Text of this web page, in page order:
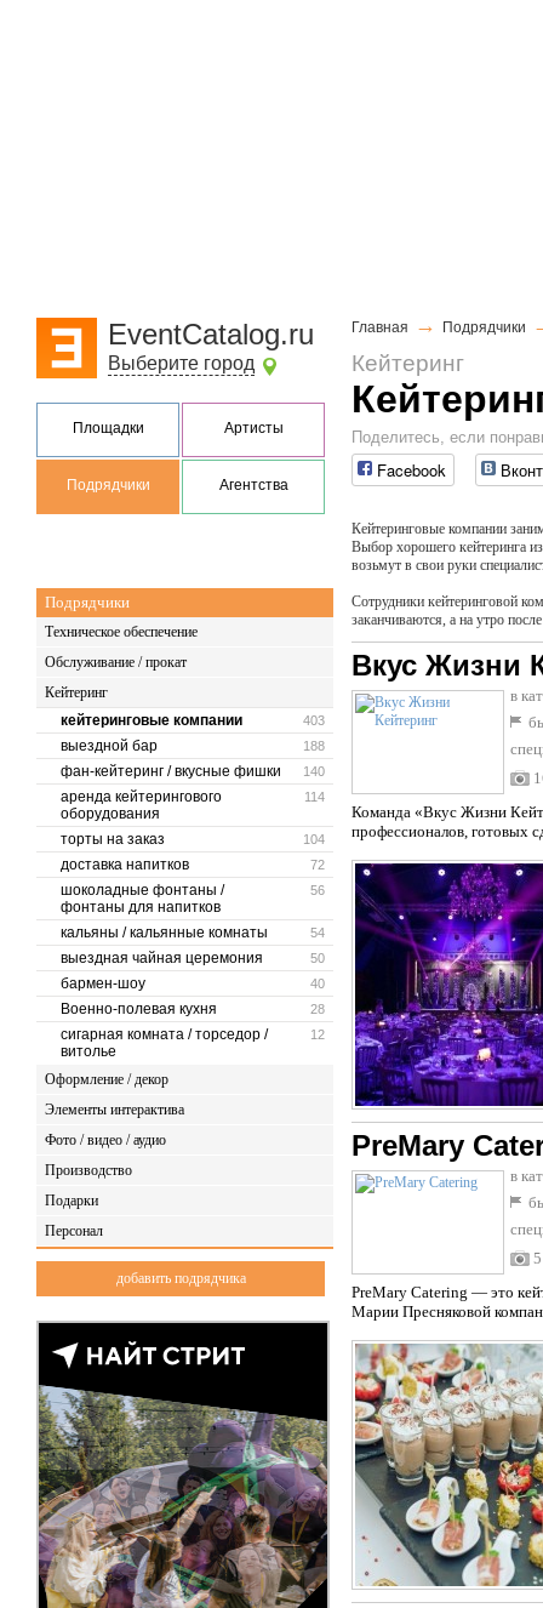
EventCatalog.ru
Выберите город
Площадки Артисты
Подрядчики Агентства
Подрядчики
Техническое обеспечение
Обслуживание / прокат
Кейтеринг
403
кейтеринговые компании
188
выездной бар
140
фан-кейтеринг / вкусные фишки
114
аренда кейтерингового
оборудования
104
торты на заказ
72
доставка напитков
56
шоколадные фонтаны /
фонтаны для напитков
54
кальяны / кальянные комнаты
50
выездная чайная церемония
40
бармен-шоу
28
Военно-полевая кухня
12
сигарная комната / торседор /
витолье
Оформление / декор
Элементы интерактива
Фото / видео / аудио
Производство
Подарки
Персонал
добавить подрядчика
Главная → Подрядчики
Кейтеринг
Поделитесь, если
Facebook
Кейтеринговые компании
Выбор хорошего кейтеринга
возьмут в свои руки
Сотрудники кейтеринговой
заканчиваются, а на утро
Вкус Жизни
в
Команда «Вкус Жизни
профессионалов, готовых
PreMary
в
5
PreMary Catering — это
Марии Пресняковой